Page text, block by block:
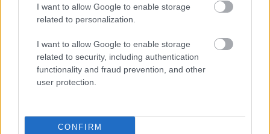
I want to allow Google to enable storage
related to personalization.
I want to allow Google to enable storage
related to security, including authentication
functionality and fraud prevention, and other
user protection.
CONFIRM
Flórián téri felüljárón